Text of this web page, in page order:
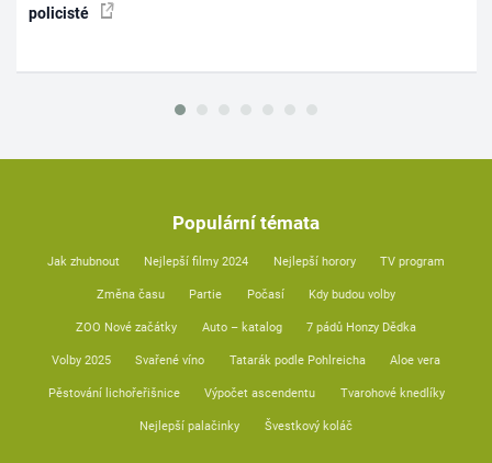
policisté
Populární témata
Jak zhubnout Nejlepší filmy 2024 Nejlepší horory TV program
Změna času Partie Počasí Kdy budou volby
ZOO Nové začátky Auto – katalog 7 pádů Honzy Dědka
Volby 2025 Svařené víno Tatarák podle Pohlreicha Aloe vera
Pěstování lichořeřišnice Výpočet ascendentu Tvarohové knedlíky
Nejlepší palačinky Švestkový koláč